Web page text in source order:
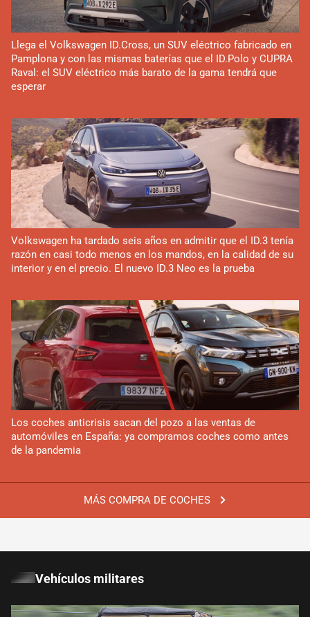
MÁS COMPRA DE COCHES
Llega el Volkswagen ID.Cross, un SUV eléctrico fabricado en
Pamplona y con las mismas baterías que el ID.Polo y CUPRA
Raval: el SUV eléctrico más barato de la gama tendrá que
esperar
Volkswagen ha tardado seis años en admitir que el ID.3 tenía
razón en casi todo menos en los mandos, en la calidad de su
interior y en el precio. El nuevo ID.3 Neo es la prueba
Los coches anticrisis sacan del pozo a las ventas de
automóviles en España: ya compramos coches como antes
de la pandemia
Vehículos militares